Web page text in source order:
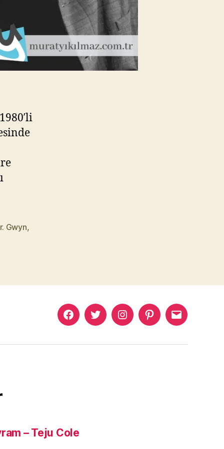
Gwyn,
Murat
Facebook
Murat
Twitter
Murat
Instagram
PinterestMurat
Mail
– Teju Cole